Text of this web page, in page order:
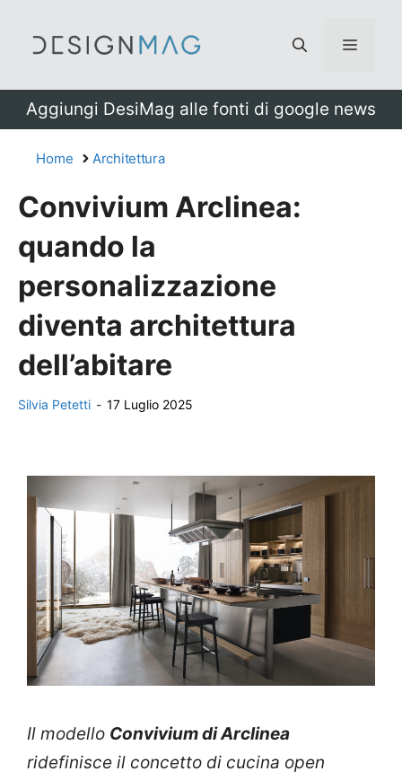
Menu
Aggiungi DesiMag alle fonti di google news
Home Architettura
Convivium Arclinea:
quando la
personalizzazione
diventa architettura
dell’abitare
Silvia Petetti - 17 Luglio 2025
Il modello Convivium di Arclinea
ridefinisce il concetto di cucina open